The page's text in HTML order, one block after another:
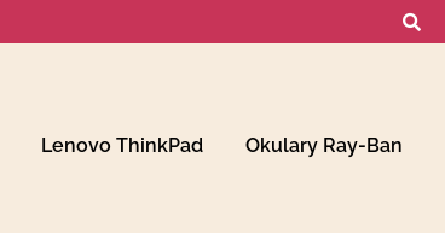
Lenovo ThinkPad Okulary Ray-Ban